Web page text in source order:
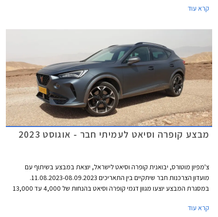
קרא עוד
מבצע קופרה וסיאט לעמיתי חבר - אוגוסט 2023
צ'מפיון מוטורס, יבואנית קופרה וסיאט לישראל, יוצאת במבצע בשיתוף עם
מועדון הצרכנות חבר שיתקיים בין התאריכים 11.08.2023-08.09.2023.
במסגרת המבצע יוצעו מגוון דגמי קופרה וסיאט בהנחות של 4,000 עד 13,000
ברחבי הארץ.
קרא עוד